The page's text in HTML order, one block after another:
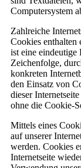
Computersystem
Zahlreiche
Cookies
ist eine eindeutige
Zeichenfolge,
konkreten
den Einsatz von
dieser
ohne die Cookie-
Mittels eines
auf unserer
werden. Cookies
Internetseite